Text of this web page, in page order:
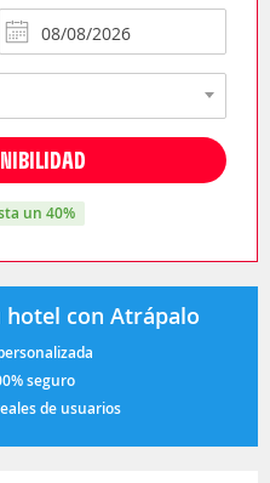
un 40%
con Atrápalo
seguro
de usuarios